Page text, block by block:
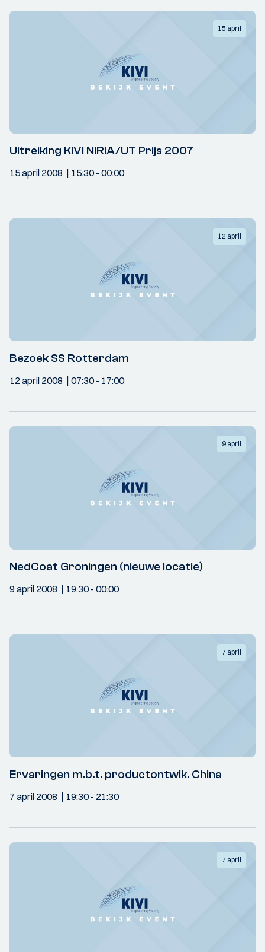
15 april
Uitreiking KIVI NIRIA/UT Prijs 2007
15 april 2008 15:30- 00:00
12 april
Bezoek SS Rotterdam
12 april 2008 07:30- 17:00
9 april
NedCoat Groningen (nieuwe locatie)
9 april 2008 19:30- 00:00
7 april
Ervaringen m.b.t. productontwik. China
7 april 2008 19:30- 21:30
7 april